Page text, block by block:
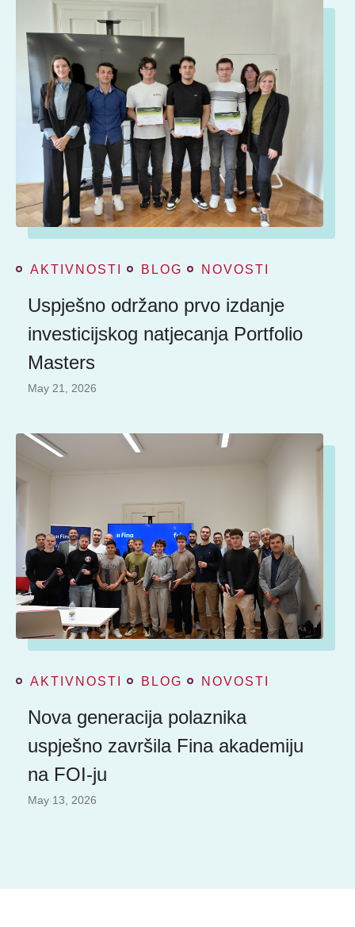
AKTIVNOSTI BLOG NOVOSTI
Uspješno održano prvo izdanje
investicijskog natjecanja Portfolio
Masters
May 21, 2026
AKTIVNOSTI BLOG NOVOSTI
Nova generacija polaznika
uspješno završila Fina akademiju
na FOI-ju
May 13, 2026